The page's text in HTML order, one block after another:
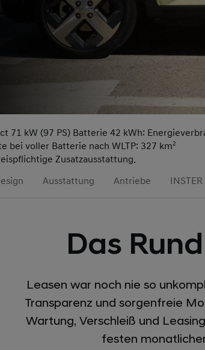
71 kW (97 PS) Batterie 42 kWh:
bei voller Batterie nach WLTP: 327 km2
Zusatzausstattung.
Ausstattung Antriebe
Das
Leasen war noch nie so
Transparenz und sorgenfreie
Wartung, Verschleiß und
festen